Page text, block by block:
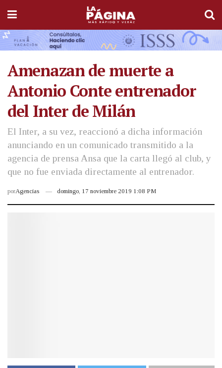
Amenazan de muerte a
Antonio Conte entrenador
del Inter de Milán
El Inter, a su vez, reaccionó a dicha información
anunciando en un comunicado transmitido a la
agencia de prensa Ansa que la carta llegó al club, y
que no fue enviada directamente al entrenador.
porAgencias domingo, 17 noviembre 2019 1:08 PM